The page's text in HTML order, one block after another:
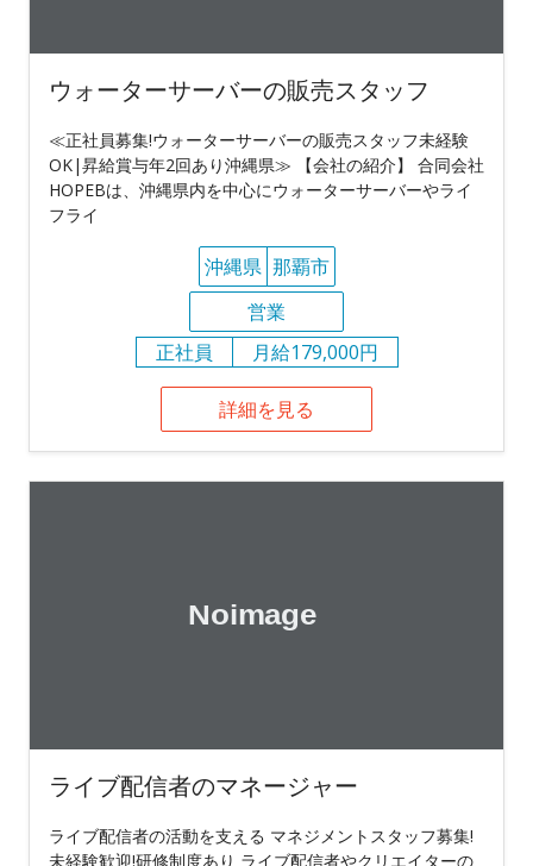
ウォーターサーバーの販売スタッフ
≪正社員募集!ウォーターサーバーの販売スタッフ未経験
OK|昇給賞与年2回あり沖縄県≫ 【会社の紹介】 合同会社
HOPEBは、沖縄県内を中心にウォーターサーバーやライ
フライ
沖縄県 那覇市
営業
正社員
月給179,000円
詳細を見る
ライブ配信者のマネージャー
ライブ配信者の活動を支える マネジメントスタッフ募集!
未経験歓迎!研修制度あり ライブ配信者やクリエイターの